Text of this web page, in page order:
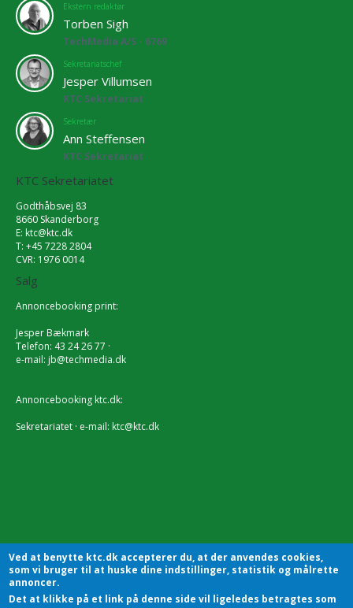
Ekstern redaktør
Torben Sigh
TechMedia A/S - 6769
Sekretariatschef
Jesper Villumsen
KTC Sekretariat
Sekretær
Ann Steffensen
KTC Sekretariat
KTC Sekretariatet
Godthåbsvej 83
8660 Skanderborg
E: ktc@ktc.dk
T: +45 7228 2804
CVR: 1976 0014
Salg
Annoncebooking print:
Jesper Bækmark
Telefon: 43 24 26 77 ·
e-mail: jb@techmedia.dk
Annoncebooking ktc.dk:
Sekretariatet · e-mail: ktc@ktc.dk
Ved at benytte ktc.dk accepterer du, at der anvendes cookies,
som vi bruger til at huske dine indstillinger, statistik og målrette
annoncer.
Det at klikke på et link på denne side vil ligeledes betragtes som